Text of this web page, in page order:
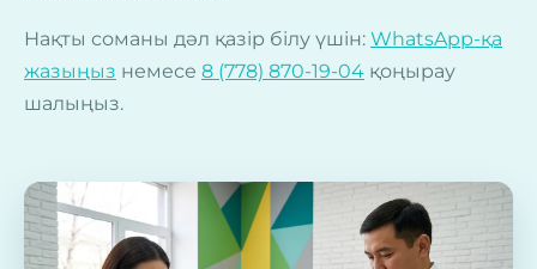
Нақты соманы дәл қазір білу үшін: WhatsApp-қа
жазыңыз немесе 8 (778) 870-19-04 қоңырау
шалыңыз.